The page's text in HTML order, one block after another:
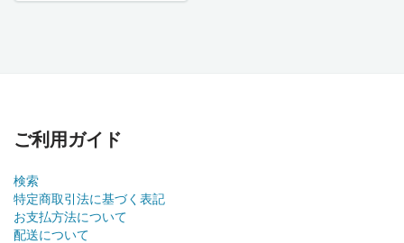
ご利用ガイド
検索
特定商取引法に基づく表記
お支払方法について
配送について